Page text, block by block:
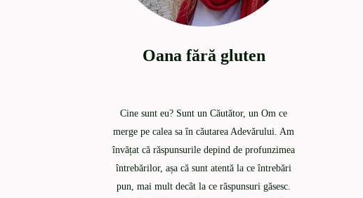
Oana fără gluten
Cine sunt eu? Sunt un Căutător, un Om ce
merge pe calea sa în căutarea Adevărului. Am
învățat că răspunsurile depind de profunzimea
întrebărilor, așa că sunt atentă la ce întrebări
pun, mai mult decât la ce răspunsuri găsesc.